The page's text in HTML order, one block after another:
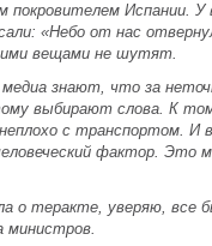
покровителем Испании. У
«Небо от нас
вещами не шутят.
знают, что за
выбирают слова. К
с транспортом. И
фактор.
о теракте, уверяю, все
министров.